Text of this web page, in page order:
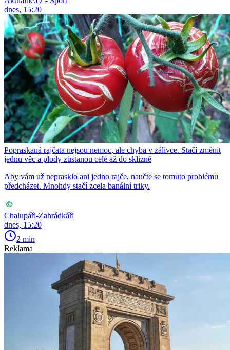
dnes, 15:20
Popraskaná rajčata nejsou nemoc, ale chyba v zálivce. Stačí změnit
jednu věc a plody zůstanou celé až do sklizně
Aby vám už neprasklo ani jedno rajče, naučte se tomuto problému
předcházet. Mnohdy stačí zcela banální triky.
Chalupáři-Zahrádkáři
dnes, 15:20
2 min
Reklama